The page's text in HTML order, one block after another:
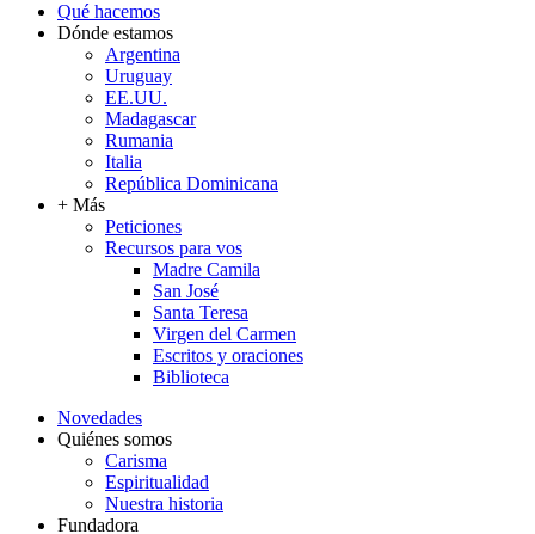
Qué hacemos
Dónde estamos
Argentina
Uruguay
EE.UU.
Madagascar
Rumania
Italia
República Dominicana
+ Más
Peticiones
Recursos para vos
Madre Camila
San José
Santa Teresa
Virgen del Carmen
Escritos y oraciones
Biblioteca
Novedades
Quiénes somos
Carisma
Espiritualidad
Nuestra historia
Fundadora